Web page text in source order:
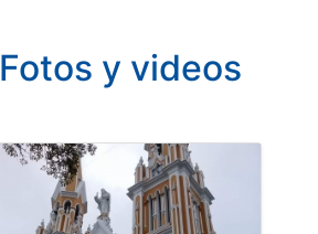
Fotos y videos